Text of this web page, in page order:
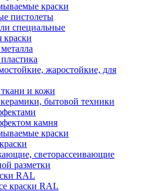
краски
пистолеты
специальные
краски
жаростойкие, для
и кожи
бытовой техники
камня
краски
светорассеивающие
разметки
RAL
краски RAL